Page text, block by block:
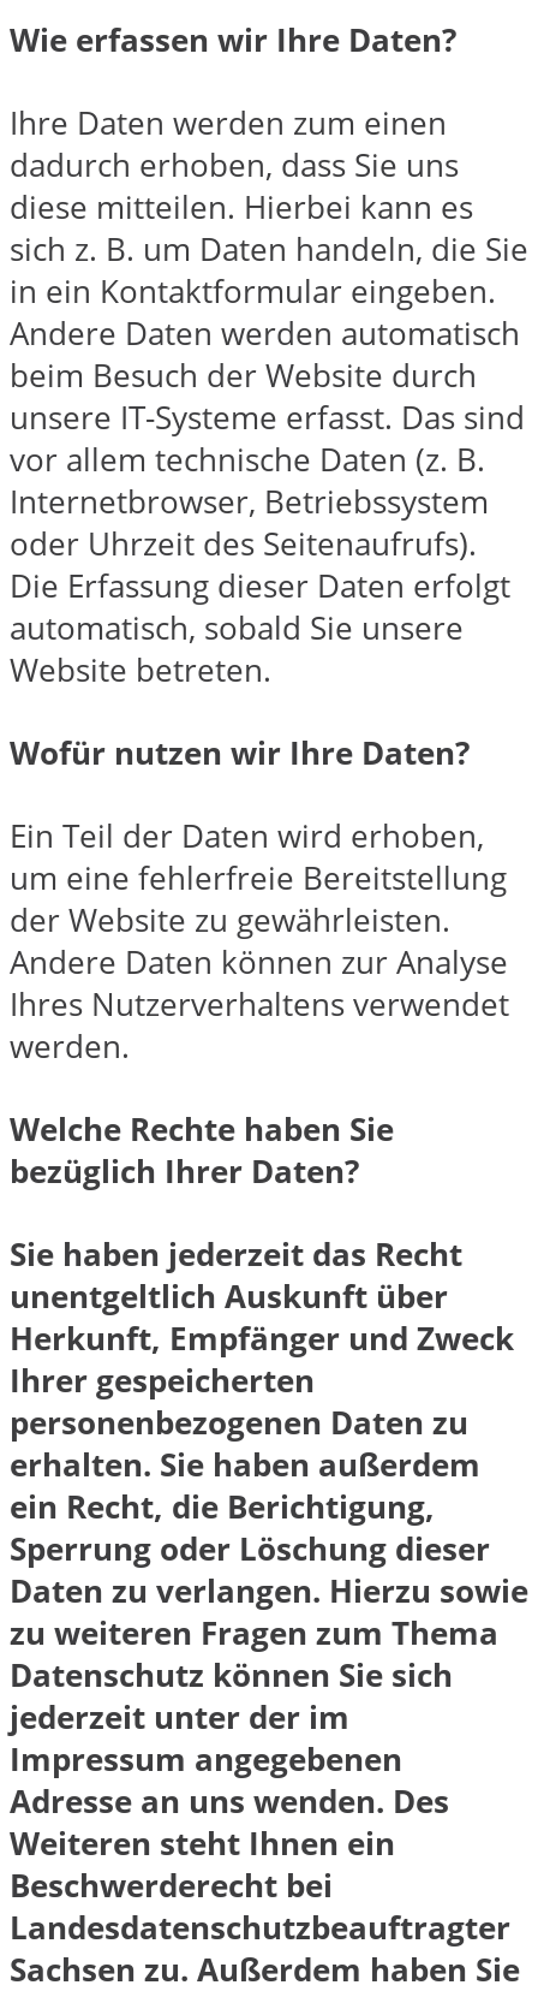
Wie erfassen wir Ihre Daten?
Ihre Daten werden zum einen
dadurch erhoben, dass Sie uns
diese mitteilen. Hierbei kann es
sich z. B. um Daten handeln, die Sie
in ein Kontaktformular eingeben.
Andere Daten werden automatisch
beim Besuch der Website durch
unsere IT-Systeme erfasst. Das sind
vor allem technische Daten (z. B.
Internetbrowser, Betriebssystem
oder Uhrzeit des Seitenaufrufs).
Die Erfassung dieser Daten erfolgt
automatisch, sobald Sie unsere
Website betreten.
Wofür nutzen wir Ihre Daten?
Ein Teil der Daten wird erhoben,
um eine fehlerfreie Bereitstellung
der Website zu gewährleisten.
Andere Daten können zur Analyse
Ihres Nutzerverhaltens verwendet
werden.
Welche Rechte haben Sie
bezüglich Ihrer Daten?
Sie haben jederzeit das Recht
unentgeltlich Auskunft über
Herkunft, Empfänger und Zweck
Ihrer gespeicherten
personenbezogenen Daten zu
erhalten. Sie haben außerdem
ein Recht, die Berichtigung,
Sperrung oder Löschung dieser
Daten zu verlangen. Hierzu sowie
zu weiteren Fragen zum Thema
Datenschutz können Sie sich
jederzeit unter der im
Impressum angegebenen
Adresse an uns wenden. Des
Weiteren steht Ihnen ein
Beschwerderecht bei
Landesdatenschutzbeauftragter
Sachsen zu. Außerdem haben Sie